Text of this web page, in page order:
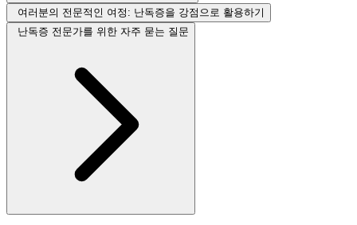
여러분의 전문적인 여정: 난독증을 강점으로 활용하기
난독증 전문가를 위한 자주 묻는 질문